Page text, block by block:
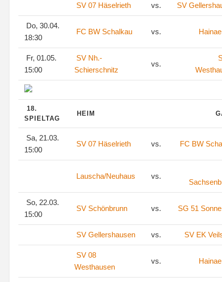
SV 07 Häselrieth vs. SV
Do, 30.04.
18:30
FC BW Schalkau vs.
Fr, 01.05.
15:00
SV Nh.-
Schierschnitz
vs.
18.
SPIELTAG
HEIM
Sa, 21.03.
15:00
SV 07 Häselrieth vs. FC BW
Lauscha/Neuhaus vs.
So, 22.03.
15:00
SV Schönbrunn vs. SG 51
SV Gellershausen vs. SV EK
SV 08
Westhausen
vs.